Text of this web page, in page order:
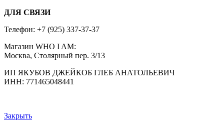
ДЛЯ СВЯЗИ
Телефон: +7 (925) 337-37-37
Магазин WHO I AM:
Москва, Столярный пер. 3/13
ИП ЯКУБОВ ДЖЕЙКОБ ГЛЕБ АНАТОЛЬЕВИЧ
ИНН: 771465048441
Закрыть